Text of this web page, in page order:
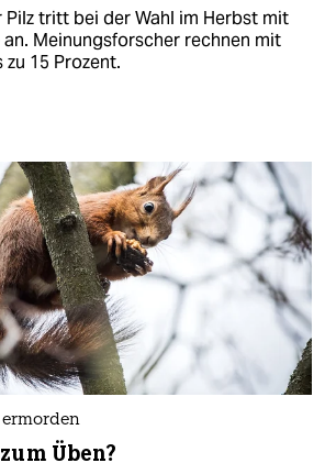
Pilz tritt bei der Wahl im Herbst mit
Meinungsforscher rechnen mit
15 Prozent.
ermorden
Üben?